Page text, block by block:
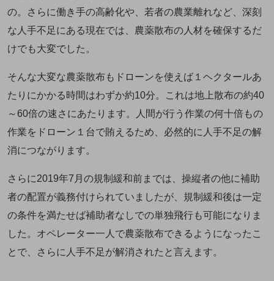
の。さらに働き手の高齢化や、若者の農業離れなど、深刻
な人手不足にある現在では、農薬散布の人材を確保するだ
けでも大変でした。
そんな大変な農薬散布もドローンを使えば１ヘクタールあ
たりにかかる時間はわずか約10分。これは地上散布の約40
～60倍の速さにあたります。人間が行う作業の何十倍もの
作業をドローン１台で賄えるため、必然的に人手不足の解
消につながります。
さらに2019年7月の規制緩和前までは、操縦者の他に補助
者の配置が義務付けられていましたが、規制緩和後は一定
の条件を満たせば補助者なしでの単独飛行も可能になりま
した。オペレーター一人で農薬散布できるようになったこ
とで、さらに人手不足が解消されたと言えます。